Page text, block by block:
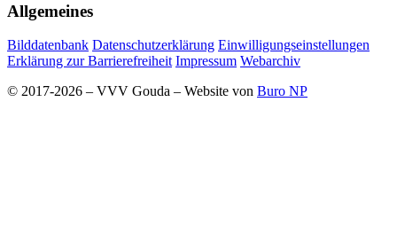
Allgemeines
Bilddatenbank Datenschutzerklärung Einwilligungseinstellungen
Erklärung zur Barrierefreiheit Impressum Webarchiv
© 2017-2026 – VVV Gouda – Website von Buro NP